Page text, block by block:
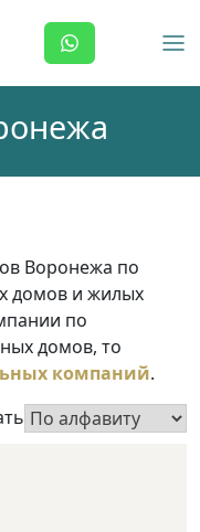
Воронежа по
домов и жилых
по
домов, то
компаний.